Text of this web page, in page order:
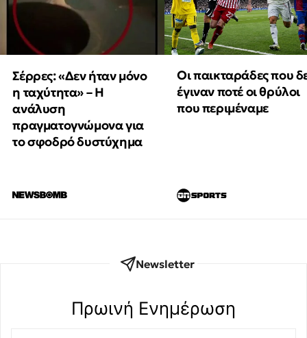
Σέρρες: «Δεν ήταν μόνο
η ταχύτητα» – Η
ανάλυση
πραγματογνώμονα για
το σφοδρό δυστύχημα
Οι παικταράδες που
έγιναν ποτέ οι θρύλοι
που περιμέναμε
Newsletter
Πρωινή Eνημέρωση